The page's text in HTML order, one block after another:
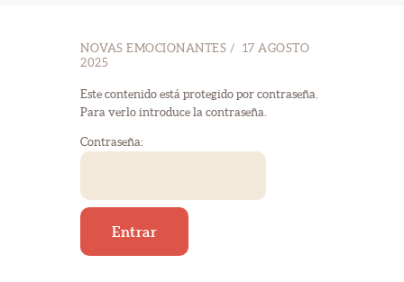
NOVAS EMOCIONANTES
17 AGOSTO
2025
Este contenido está protegido por contraseña.
Para verlo introduce la contraseña.
Contraseña: